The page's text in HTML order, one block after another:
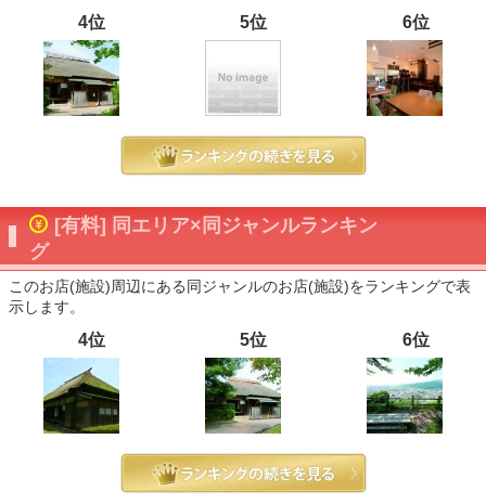
4位 5位 6位
[有料] 同エリア×同ジャンルランキン
グ
このお店(施設)周辺にある同ジャンルのお店(施設)をランキングで表
示します。
4位 5位 6位